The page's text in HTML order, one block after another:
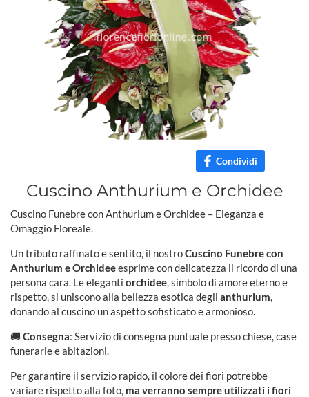
Condividi
Cuscino Anthurium e Orchidee
Cuscino Funebre con Anthurium e Orchidee – Eleganza e
Omaggio Floreale.
Un tributo raffinato e sentito, il nostroCuscino Funebre con
Anthurium e Orchideeesprime con delicatezza il ricordo di una
persona cara. Le eleganti orchidee , simbolo di amore eterno e
rispetto, si uniscono alla bellezza esotica degli anthurium
donando al cuscino un aspetto sofisticato e armonioso.
🚚 Consegna: Servizio di consegna puntuale presso chiese, case
funerarie e abitazioni.
Per garantire il servizio rapido, il colore dei fiori potrebbe
variare rispetto alla foto, ma verranno sempre utilizzati i fiori